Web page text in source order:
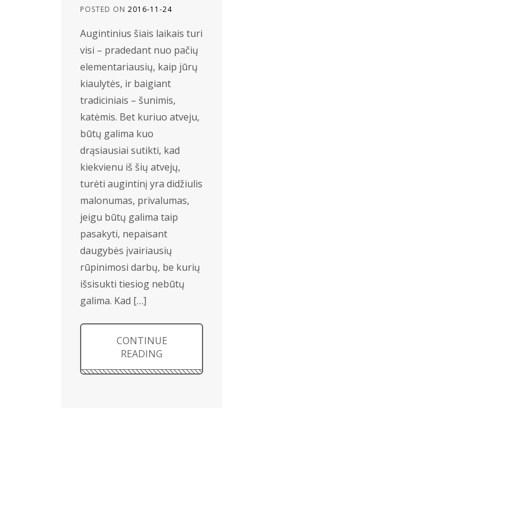
POSTED ON 2016-11-24
Augintinius šiais laikais turi
visi – pradedant nuo pačių
elementariausių, kaip jūrų
kiaulytės, ir baigiant
tradiciniais – šunimis,
katėmis. Bet kuriuo atveju,
būtų galima kuo
drąsiausiai sutikti, kad
kiekvienu iš šių atvejų,
turėti augintinį yra didžiulis
malonumas, privalumas,
jeigu būtų galima taip
pasakyti, nepaisant
daugybės įvairiausių
rūpinimosi darbų, be kurių
išsisukti tiesiog nebūtų
galima. Kad […]
CONTINUE
READING